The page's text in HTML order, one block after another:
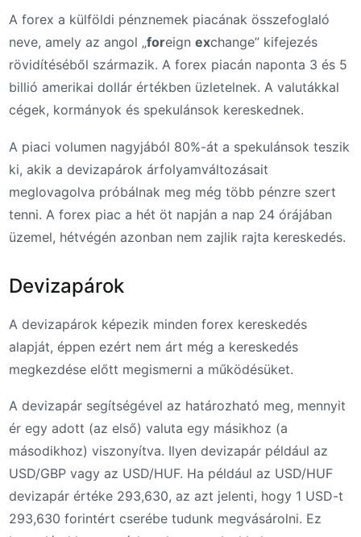
A forex a külföldi pénznemek piacának összefoglaló
neve, amely az angol „foreign exchange” kifejezés
rövidítéséből származik. A forex piacán naponta 3 és 5
billió amerikai dollár értékben üzletelnek. A valutákkal
cégek, kormányok és spekulánsok kereskednek.
A piaci volumen nagyjából 80%-át a spekulánsok teszik
ki, akik a devizapárok árfolyamváltozásait
meglovagolva próbálnak meg még több pénzre szert
tenni. A forex piac a hét öt napján a nap 24 órájában
üzemel, hétvégén azonban nem zajlik rajta kereskedés.
Devizapárok
A devizapárok képezik minden forex kereskedés
alapját, éppen ezért nem árt még a kereskedés
megkezdése előtt megismerni a működésüket.
A devizapár segítségével az határozható meg, mennyit
ér egy adott (az első) valuta egy másikhoz (a
másodikhoz) viszonyítva. Ilyen devizapár például az
USD/GBP vagy az USD/HUF. Ha például az USD/HUF
devizapár értéke 293,630, az azt jelenti, hogy 1 USD-t
293,630 forintért cserébe tudunk megvásárolni. Ez